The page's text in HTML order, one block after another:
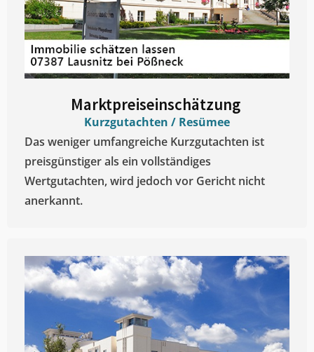
Marktpreiseinschätzung ​
Kurzgutachten / Resümee
Das weniger umfangreiche Kurzgutachten ist
preisgünstiger als ein vollständiges
Wertgutachten, wird jedoch vor Gericht nicht
anerkannt.